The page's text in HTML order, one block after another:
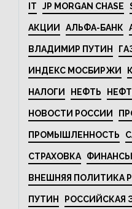
IT JP MORGAN CHASE
АКЦИИ АЛЬФА-БАНК
ВЛАДИМИР ПУТИН
ИНДЕКС МОСБИРЖИ
НАЛОГИ НЕФТЬ
НОВОСТИ РОССИИ
ПРОМЫШЛЕННОСТЬ
СТРАХОВКА ФИНАНСЫ
ВНЕШНЯЯ ПОЛИТИКА
ПУТИН РОССИЙСКАЯ